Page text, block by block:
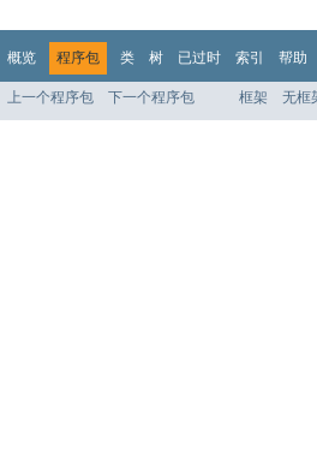
概览 程序包 类 树 已过时 索引 帮助
上一个程序包 下一个程序包 框架 无框